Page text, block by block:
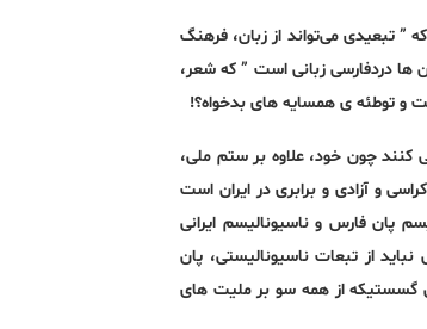
” تبعیدی می‌تواند از زبان، فرهنگ
ها دردفارسی زبانی است ” که شعر،
و توطئه ی همسایه های بدخواه؟!
کنند چون خود، علاوه بر ستم ملی،
و آزادی و برابری در ایران است
پان فارس و ناسیونالیسم ایرانی
از تبعات ناسیونالیستی، پان
گسستیکه از همه سو بر ملیت های